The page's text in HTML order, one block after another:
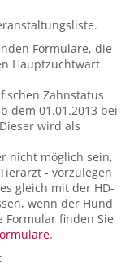
Formulare, die
Hauptzuchtwart
Zahnstatus
dem 01.01.2013 bei
wird als
nicht möglich sein,
- vorzulegen
gleich mit der HD-
wenn der Hund
Formular finden Sie
.